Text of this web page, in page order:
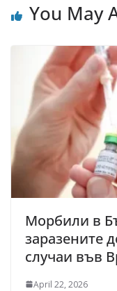
You May
Морбили в
заразените
случаи във
April 22, 2026